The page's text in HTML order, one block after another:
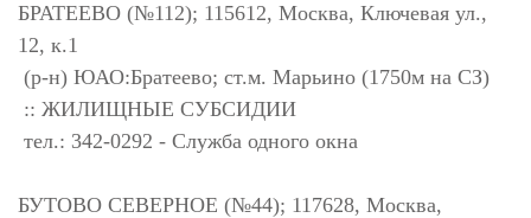
БРАТЕЕВО (№112); 115612, Москва, Ключевая ул.,
12, к.1
(р-н) ЮАО:Братеево; ст.м. Марьино (1750м на СЗ)
:: ЖИЛИЩНЫЕ СУБСИДИИ
тел.: 342-0292 - Служба одного окна
БУТОВО СЕВЕРНОЕ (№44); 117628, Москва,